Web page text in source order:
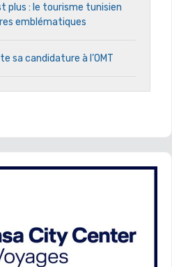
plus : le tourisme tunisien
emblématiques
sa candidature à l’OMT